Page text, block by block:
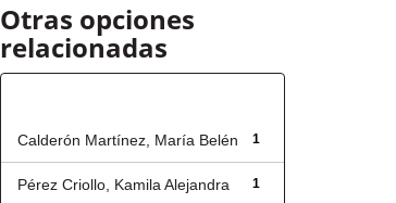
Otras opciones
relacionadas
1
Calderón Martínez, María Belén
1
Pérez Criollo, Kamila Alejandra